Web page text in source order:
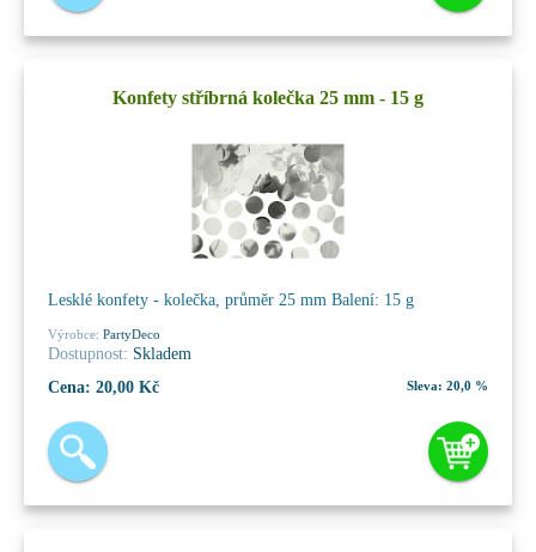
Konfety stříbrná kolečka 25 mm - 15 g
Lesklé konfety - kolečka, průměr 25 mm Balení: 15 g
Výrobce: PartyDeco
Dostupnost: Skladem
Cena: 20,00 Kč Sleva: 20,0 %